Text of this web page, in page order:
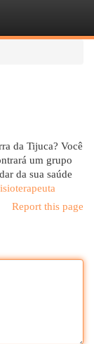
da Tijuca? Você
um grupo
da sua saúde
Report this page